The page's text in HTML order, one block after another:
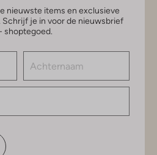
nieuwste items en exclusieve
Schrijf je in voor de nieuwsbrief
shoptegoed.